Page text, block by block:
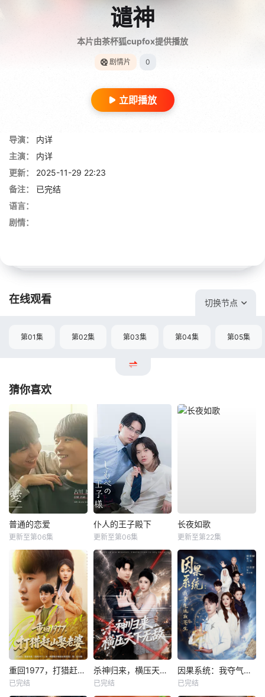
谴神
本片由茶杯狐cupfox提供播放
剧情片 0
立即播放
导演：
内详
主演：
内详
更新：
2025-11-29 22:23
备注：
已完结
语言：
剧情：
在线观看 切换节点
第01集 第02集 第03集 第04集 第05集
猜你喜欢
普通的恋爱
更新至第06集
仆人的王子殿下
更新至第06集
长夜如歌
更新至第22集
重回1977，打猎赶山娶老婆
已完结
杀神归来，横压天下无敌
已完结
因果系统：我夺气运救苍生
已完结